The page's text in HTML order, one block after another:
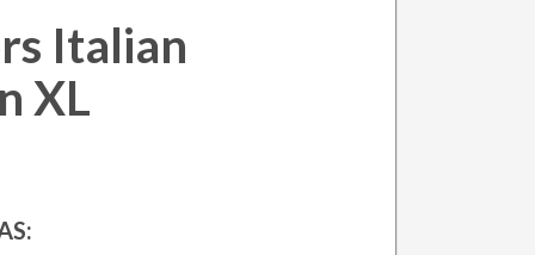
Italian
XL